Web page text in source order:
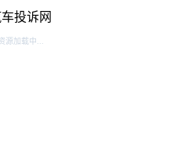
投诉网
源加载中...